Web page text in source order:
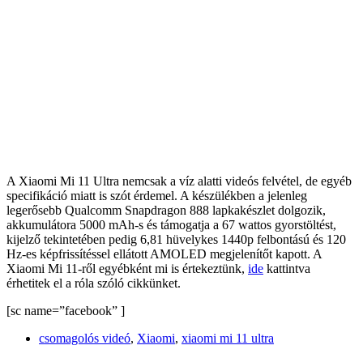
A Xiaomi Mi 11 Ultra nemcsak a víz alatti videós felvétel, de egyéb
specifikáció miatt is szót érdemel. A készülékben a jelenleg
legerősebb Qualcomm Snapdragon 888 lapkakészlet dolgozik,
akkumulátora 5000 mAh-s és támogatja a 67 wattos gyorstöltést,
kijelző tekintetében pedig 6,81 hüvelykes 1440p felbontású és 120
Hz-es képfrissítéssel ellátott AMOLED megjelenítőt kapott. A
Xiaomi Mi 11-ről egyébként mi is értekeztünk, ide kattintva
érhetitek el a róla szóló cikkünket.
[sc name=”facebook” ]
csomagolós videó, Xiaomi, xiaomi mi 11 ultra